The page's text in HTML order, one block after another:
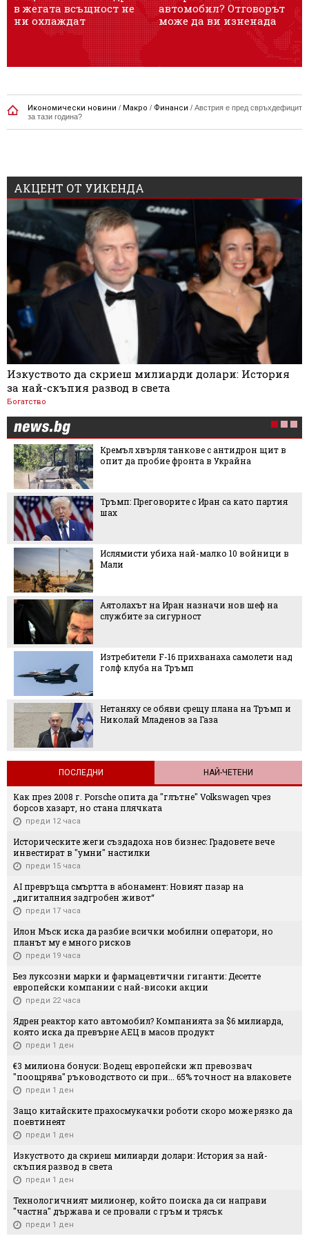
в жегата всъщност не
ни охлаждат
автомобил? Отговорът
може да ви изненада
Икономически новини / Макро / Финанси / Австрия е пред свръхдефицит
за тази година?
АКЦЕНТ ОТ УИКЕНДА
Изкуството да скриеш милиарди долари: История
за най-скъпия развод в света
Богатство
Кремъл хвърля танкове с антидрон щит в
опит да пробие фронта в Украйна
Тръмп: Преговорите с Иран са като партия
шах
Ислямисти убиха най-малко 10 войници в
Мали
Аятолахът на Иран назначи нов шеф на
службите за сигурност
Изтребители F-16 прихванаха самолети над
голф клуба на Тръмп
Нетаняху се обяви срещу плана на Тръмп и
Николай Младенов за Газа
ПОСЛЕДНИ НАЙ-ЧЕТЕНИ
Как през 2008 г. Porsche опита да "глътне" Volkswagen чрез
борсов хазарт, но стана плячката
преди 12 часа
Историческите жеги създадоха нов бизнес: Градовете вече
инвестират в "умни" настилки
преди 15 часа
AI превръща смъртта в абонамент: Новият пазар на
„дигиталния задгробен живот“
преди 17 часа
Илон Мъск иска да разбие всички мобилни оператори, но
планът му е много рисков
преди 19 часа
Без луксозни марки и фармацевтични гиганти: Десетте
европейски компании с най-високи акции
преди 22 часа
Ядрен реактор като автомобил? Компанията за $6 милиарда,
която иска да превърне АЕЦ в масов продукт
преди 1 ден
€3 милиона бонуси: Водещ европейски жп превозвач
"поощрява" ръководството си при... 65% точност на влаковете
преди 1 ден
Защо китайските прахосмукачки роботи скоро може рязко да
поевтинеят
преди 1 ден
Изкуството да скриеш милиарди долари: История за най-
скъпия развод в света
преди 1 ден
Технологичният милионер, който поиска да си направи
"частна" държава и се провали с гръм и трясък
преди 1 ден